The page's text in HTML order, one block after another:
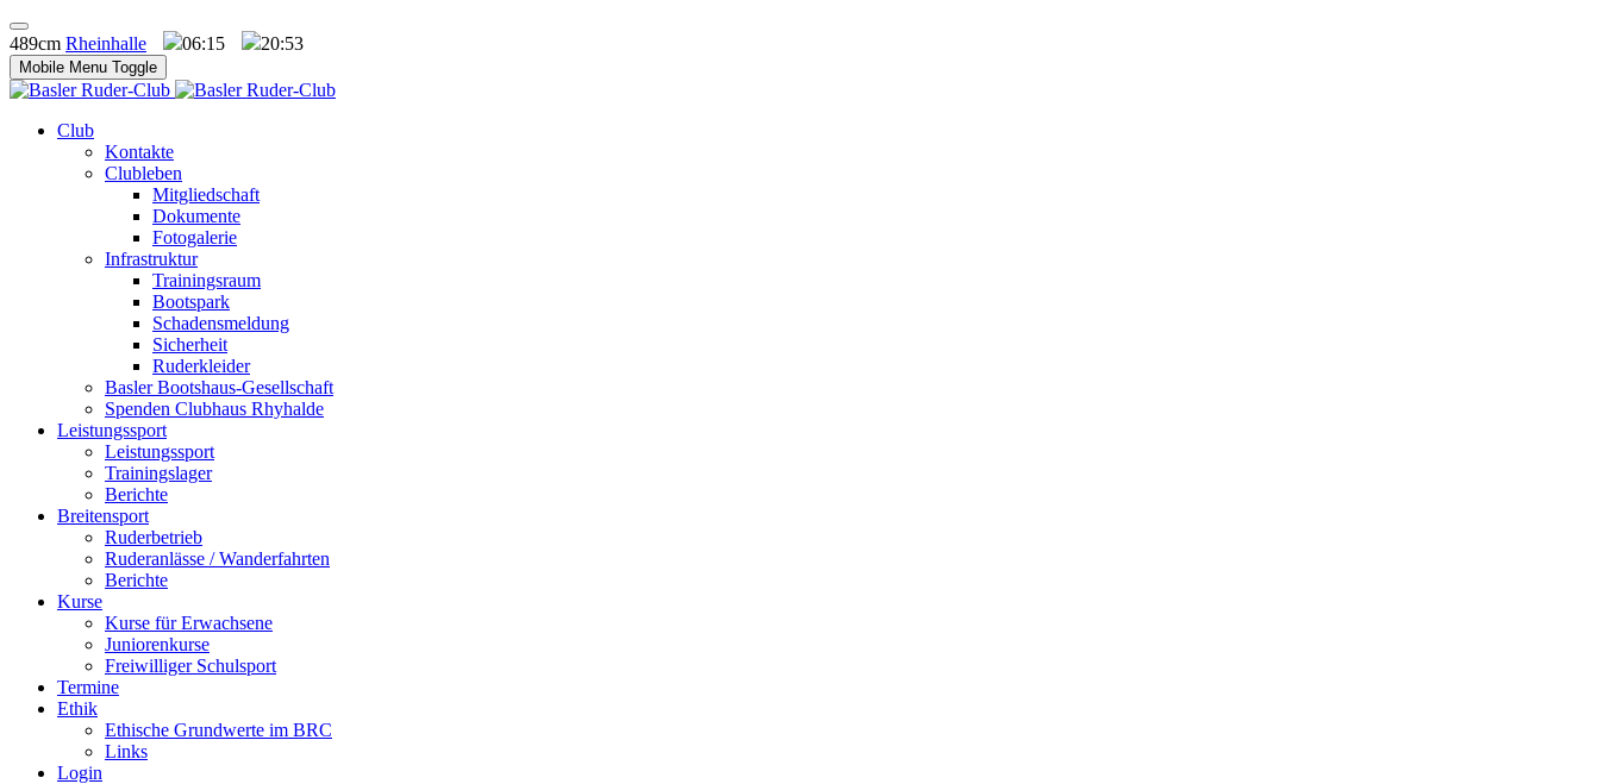
489cm Rheinhalle 06:15 20:53
Mobile Menu Toggle
Club
Kontakte
Clubleben
Mitgliedschaft
Dokumente
Fotogalerie
Infrastruktur
Trainingsraum
Bootspark
Schadensmeldung
Sicherheit
Ruderkleider
Basler Bootshaus-Gesellschaft
Spenden Clubhaus Rhyhalde
Leistungssport
Leistungssport
Trainingslager
Berichte
Breitensport
Ruderbetrieb
Ruderanlässe / Wanderfahrten
Berichte
Kurse
Kurse für Erwachsene
Juniorenkurse
Freiwilliger Schulsport
Termine
Ethik
Ethische Grundwerte im BRC
Links
Login